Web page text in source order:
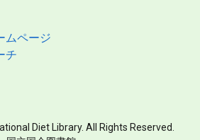
ムページ
チ
Diet Library. All Rights Reserved.